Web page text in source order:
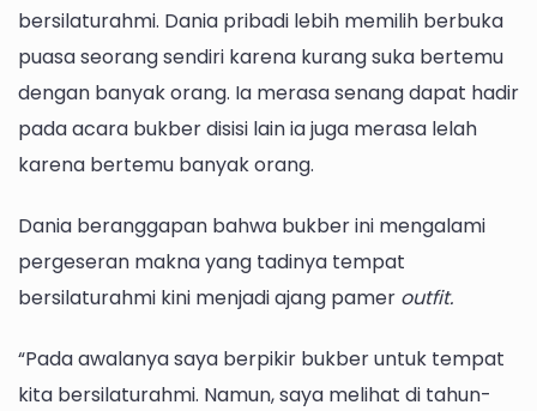
bersilaturahmi. Dania pribadi lebih memilih berbuka
puasa seorang sendiri karena kurang suka bertemu
dengan banyak orang. Ia merasa senang dapat hadir
pada acara bukber disisi lain ia juga merasa lelah
karena bertemu banyak orang.
Dania beranggapan bahwa bukber ini mengalami
pergeseran makna yang tadinya tempat
bersilaturahmi kini menjadi ajang pamer outfit.
“Pada awalanya saya berpikir bukber untuk tempat
kita bersilaturahmi. Namun, saya melihat di tahun-